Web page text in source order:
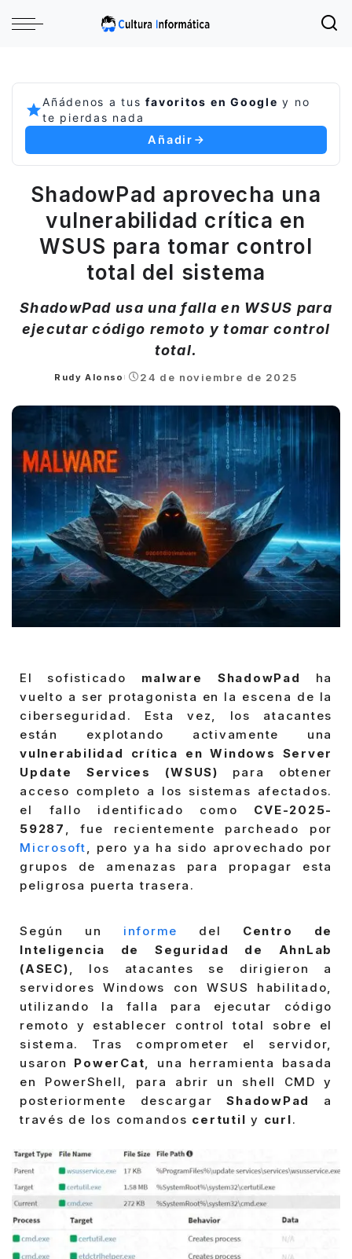
Añádenos a tusfavoritos en Google y no
te pierdas nada
Añadir
ShadowPad aprovecha una
vulnerabilidad crítica en
WSUS para tomar control
total del sistema
ShadowPad usa una falla en WSUS para
ejecutar código remoto y tomar control
total.
Posted
Rudy Alonso 24 de noviembre de 2025
El sofisticado malware ShadowPad ha
vuelto a ser protagonista en la escena de la
ciberseguridad. Esta vez, los atacantes
están explotando activamente una
vulnerabilidad crítica en Windows Server
Update Services (WSUS) para obtener
acceso completo a los sistemas afectados.
el fallo identificado como CVE-2025-
59287 , fue recientemente parcheado por
Microsoft, pero ya ha sido aprovechado por
grupos de amenazas para propagar esta
peligrosa puerta trasera.
Según un informe del Centro de
Inteligencia de Seguridad de AhnLab
(ASEC), los atacantes se dirigieron a
servidores Windows con WSUS habilitado,
utilizando la falla para ejecutar código
remoto y establecer control total sobre el
sistema. Tras comprometer el servidor,
usaron PowerCat, una herramienta basada
en PowerShell, para abrir un shell CMD y
posteriormente descargarShadowPad
a
través de los comandos certutil y curl.